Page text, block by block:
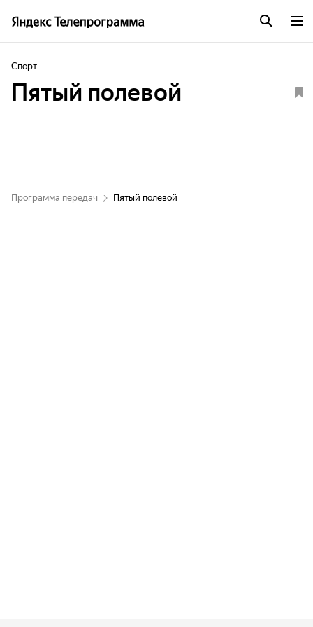
Спорт
Пятый полевой
Программа передач Пятый полевой